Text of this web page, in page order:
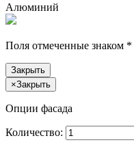
Алюминий
Поля отмеченные знаком *
Закрыть
×Закрыть
Опции фасада
Количество: